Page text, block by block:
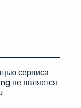
сервиса
не является